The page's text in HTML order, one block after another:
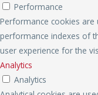
Performance
Performance cookies
performance indexes of
user experience for the
Analytics
Analytics